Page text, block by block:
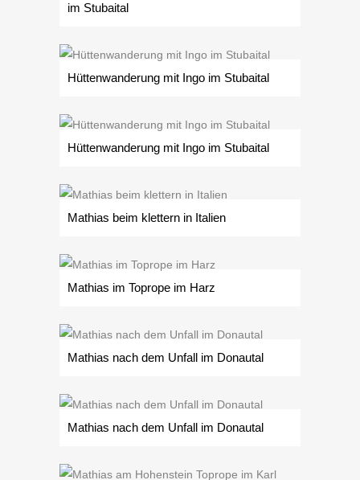
im Stubaital
Hüttenwanderung mit Ingo im Stubaital
Hüttenwanderung mit Ingo im Stubaital
Mathias beim klettern in Italien
Mathias im Toprope im Harz
Mathias nach dem Unfall im Donautal
Mathias nach dem Unfall im Donautal